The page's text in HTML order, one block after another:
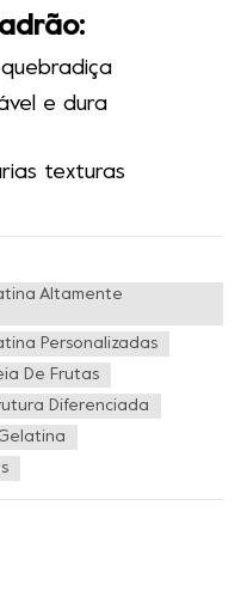
e dura
texturas
Altamente
Personalizadas
De Frutas
Diferenciada